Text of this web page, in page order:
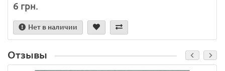
6 грн.
Нет в наличии
Отзывы